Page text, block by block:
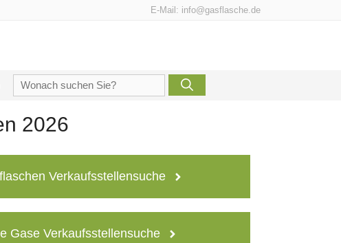
E-Mail: info@gasflasche.de
Suche
2026
Verkaufsstellensuche
Gase Verkaufsstellensuche